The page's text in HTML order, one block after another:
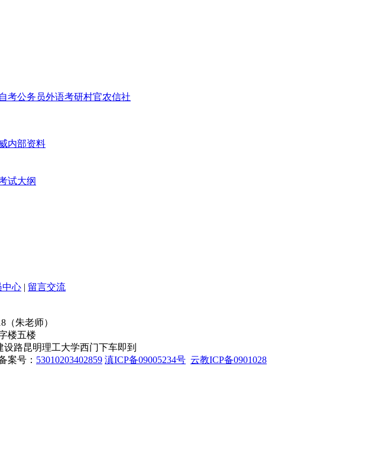
自考公务员外语考研村官农信社
内部资料
试大纲
中心 | 留言交流
（朱老师）
楼五楼
路昆明理工大学西门下车即到
案号： 53010203402859 滇ICP备09005234号 云教ICP备0901028